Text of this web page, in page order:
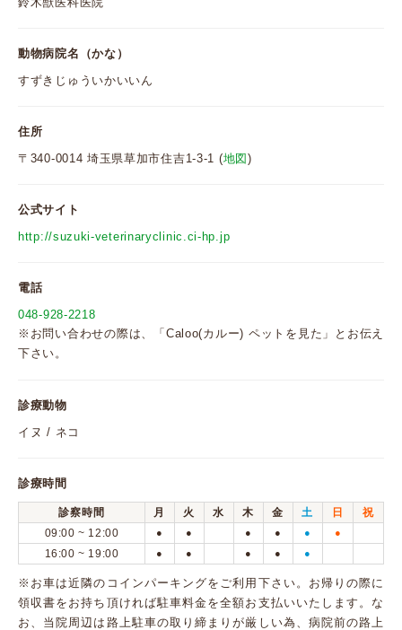
動物病院名（かな）
すずきじゅういかいいん
住所
〒340-0014 埼玉県草加市住吉1-3-1 (地図 )
公式サイト
http://suzuki-veterinaryclinic.ci-hp.jp
電話
048-928-2218
※お問い合わせの際は、「Caloo(カルー) ペットを見た」とお伝え
下さい。
診療動物
イヌ / ネコ
診療時間
診察時間 月 火 水 木 金 土 日
祝
09:00 ~ 12:00
● ● ● ● ● ●
16:00 ~ 19:00 ● ● ● ● ●
※お車は近隣のコインパーキングをご利用下さい。お帰りの際に
領収書をお持ち頂ければ駐車料金を全額お支払いいたします。な
お、当院周辺は路上駐車の取り締まりが厳しい為、病院前の路上